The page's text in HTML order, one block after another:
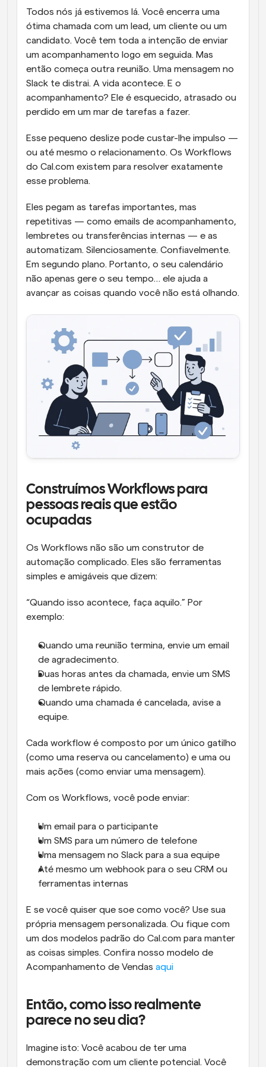
Todos nós já estivemos lá. Você encerra uma
ótima chamada com um lead, um cliente ou um
candidato. Você tem toda a intenção de enviar
um acompanhamento logo em seguida. Mas
então começa outra reunião. Uma mensagem no
Slack te distrai. A vida acontece. E o
acompanhamento? Ele é esquecido, atrasado ou
perdido em um mar de tarefas a fazer.
Esse pequeno deslize pode custar-lhe impulso —
ou até mesmo o relacionamento. Os Workflows
do Cal.com existem para resolver exatamente
esse problema.
Eles pegam as tarefas importantes, mas
repetitivas — como emails de acompanhamento,
lembretes ou transferências internas — e as
automatizam. Silenciosamente. Confiavelmente.
Em segundo plano. Portanto, o seu calendário
não apenas gere o seu tempo… ele ajuda a
avançar as coisas quando você não está olhando.
Construímos Workflows para
pessoas reais que estão
ocupadas
Os Workflows não são um construtor de
automação complicado. Eles são ferramentas
simples e amigáveis que dizem:
“Quando isso acontece, faça aquilo.” Por
exemplo:
Quando uma reunião termina, envie um email
de agradecimento.
Duas horas antes da chamada, envie um SMS
de lembrete rápido.
Quando uma chamada é cancelada, avise a
equipe.
Cada workflow é composto por um único gatilho
(como uma reserva ou cancelamento) e uma ou
mais ações (como enviar uma mensagem).
Com os Workflows, você pode enviar:
Um email para o participante
Um SMS para um número de telefone
Uma mensagem no Slack para a sua equipe
Até mesmo um webhook para o seu CRM ou
ferramentas internas
E se você quiser que soe como você? Use sua
própria mensagem personalizada. Ou fique com
um dos modelos padrão do Cal.com para manter
as coisas simples. Confira nosso modelo de
Acompanhamento de Vendas aqui
Então, como isso realmente
parece no seu dia?
Imagine isto: Você acabou de ter uma
demonstração com um cliente potencial. Você